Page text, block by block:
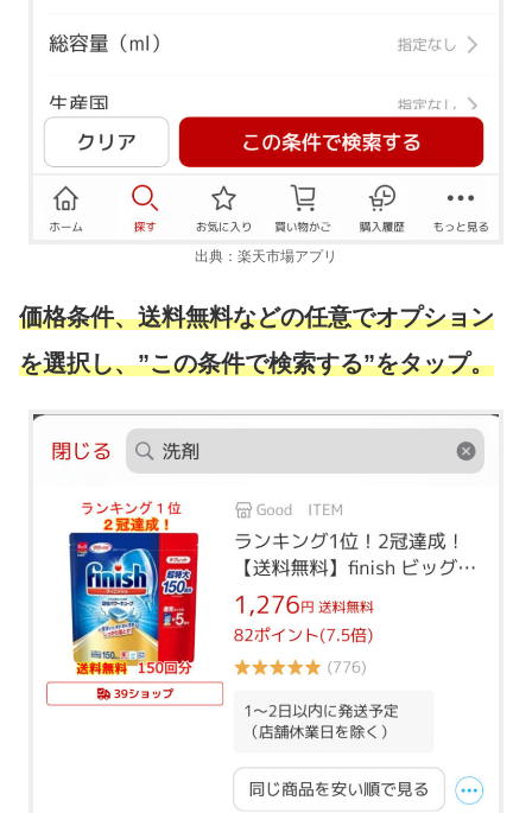
出典：楽天市場アプリ
価格条件、送料無料などの任意でオプション
を選択し、”この条件で検索する”をタップ。